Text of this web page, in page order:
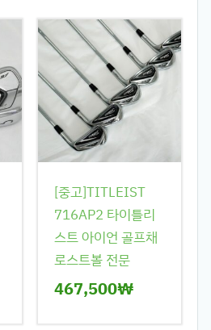
[중고]TITLEIST
716AP2 타이틀리
스트 아이언 골프채
로스트볼 전문
467,500₩